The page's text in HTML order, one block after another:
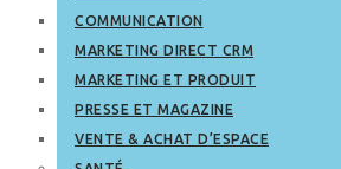
COMMUNICATION
MARKETING DIRECT CRM
MARKETING ET PRODUIT
PRESSE ET MAGAZINE
VENTE & ACHAT D’ESPACE